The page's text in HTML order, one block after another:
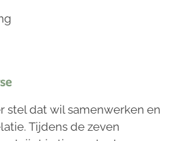
stel dat wil samenwerken en
Tijdens de zeven